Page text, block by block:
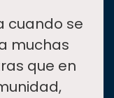
cuando se
muchas
que en